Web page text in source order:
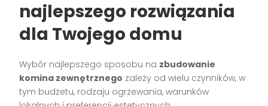
najlepszego rozwiązania
dla Twojego domu
Wybór najlepszego sposobu na zbudowanie
komina zewnętrznego zależy od wielu czynników, w
tym budżetu, rodzaju ogrzewania, warunków